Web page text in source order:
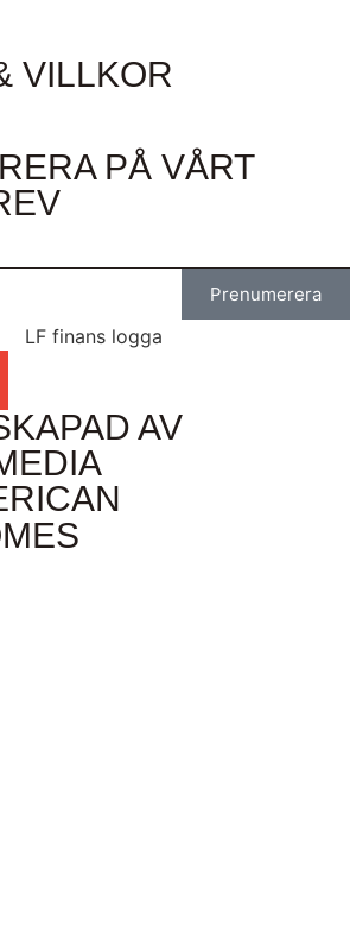
VILLKOR
PÅ VÅRT
Prenumerera
AV